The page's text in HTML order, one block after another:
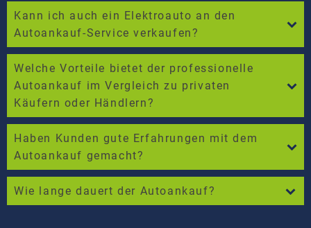
Kann ich auch ein Elektroauto an den
Autoankauf-Service verkaufen?
Welche Vorteile bietet der professionelle
Autoankauf im Vergleich zu privaten
Käufern oder Händlern?
Haben Kunden gute Erfahrungen mit dem
Autoankauf gemacht?
Wie lange dauert der Autoankauf?